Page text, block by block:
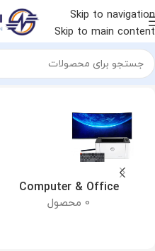
Skip to navigation
Skip to main content
خانه محصول دبی 500 لیتر بر دقیقه
Computer & Office
0 محصول